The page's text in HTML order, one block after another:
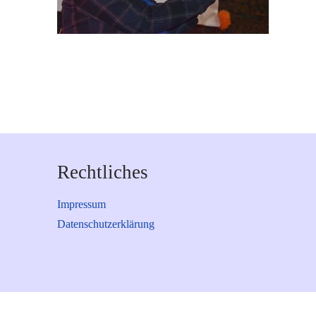
Rechtliches
Impressum
Datenschutzerklärung